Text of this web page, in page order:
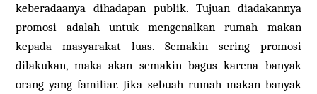
keberadaanya dihadapan publik. Tujuan diadakannya
promosi adalah untuk mengenalkan rumah makan
kepada masyarakat luas. Semakin sering promosi
dilakukan, maka akan semakin bagus karena banyak
orang yang familiar. Jika sebuah rumah makan banyak